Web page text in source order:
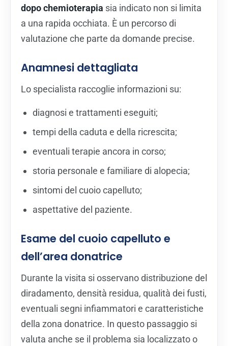
dopo chemioterapia sia indicato non si limita
a una rapida occhiata. È un percorso di
valutazione che parte da domande precise.
Anamnesi dettagliata
Lo specialista raccoglie informazioni su:
diagnosi e trattamenti eseguiti;
tempi della caduta e della ricrescita;
eventuali terapie ancora in corso;
storia personale e familiare di alopecia;
sintomi del cuoio capelluto;
aspettative del paziente.
Esame del cuoio capelluto e
dell’area donatrice
Durante la visita si osservano distribuzione del
diradamento, densità residua, qualità dei fusti,
eventuali segni infiammatori e caratteristiche
della zona donatrice. In questo passaggio si
valuta anche se il problema sia localizzato o